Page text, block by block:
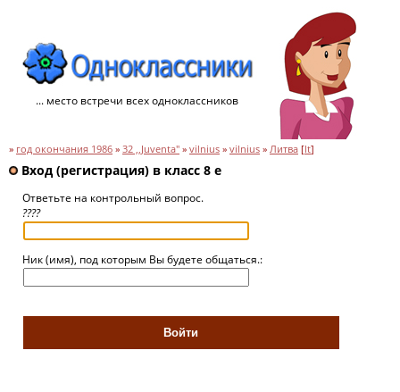
... место встречи всех одноклассников
» год окончания 1986 » 32 ,,Juventa" » vilnius » vilnius » Литва [lt]
Вход (регистрация) в класс 8 e
Ответьте на контрольный вопрос.
????
Ник (имя), под которым Вы будете общаться.: